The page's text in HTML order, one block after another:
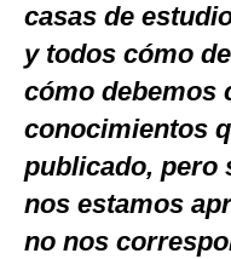
casas de
y todos cómo
cómo debemos
conocimientos
publicado, pero
nos estamos
no nos